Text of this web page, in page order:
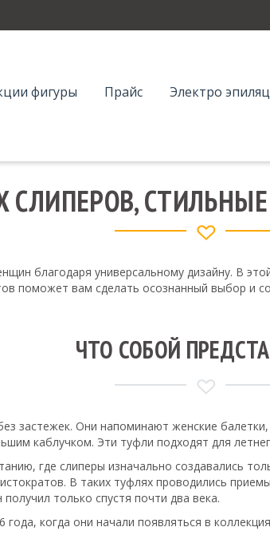
фигуры Прайс Электро
благодаря универсальному дизайну. В
поможет вам сделать осознанный выбор
ЧТО СОБОЙ
застежек. Они напоминают женские
каблучком. Эти туфли подходят для
где слиперы изначально создавались
В таких туфлях проводились
только спустя почти два века.
когда они начали появляться в